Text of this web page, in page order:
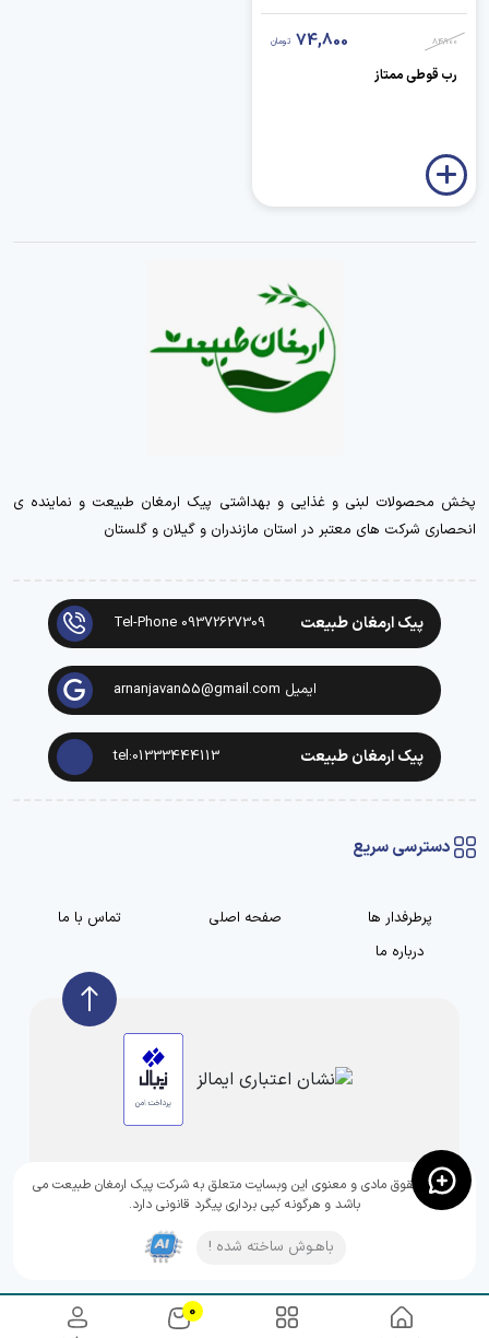
0
84,900
74,800 تومان
رب قوطی ممتاز
پخش محصولات لبنی و غذایی و بهداشتی پیک ارمغان طبیعت و نماینده ی
انحصاری شرکت های معتبر در استان مازندران و گیلان و گلستان
پیک ارمغان طبیعت Tel-Phone 09372627309
ایمیل arnanjavan55@gmail.com
پیک ارمغان طبیعت tel:01333444113
دسترسی سریع
پرطرفدار ها صفحه اصلی
تماس با ما
درباره ما
تمامی حقوق مادی و معنوی این وبسایت متعلق به شرکت پیک ارمغان طبیعت می
باشد و هرگونه کپی برداری پیگرد قانونی دارد.
باهـوش ساخته شده !